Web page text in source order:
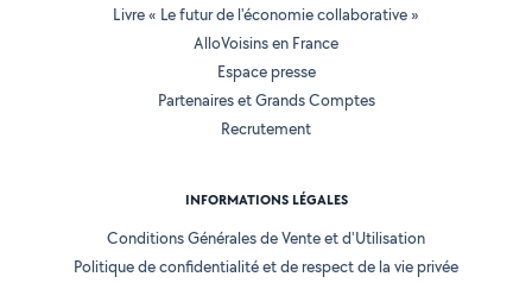
Livre « Le futur de l'économie collaborative »
AlloVoisins en France
Espace presse
Partenaires et Grands Comptes
Recrutement
INFORMATIONS LÉGALES
Conditions Générales de Vente et d'Utilisation
Politique de confidentialité et de respect de la vie privée